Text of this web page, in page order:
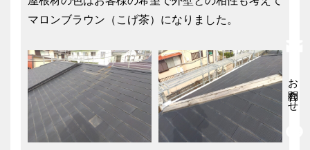
マロンブラウン（こげ茶）になりました。
お問合わせ